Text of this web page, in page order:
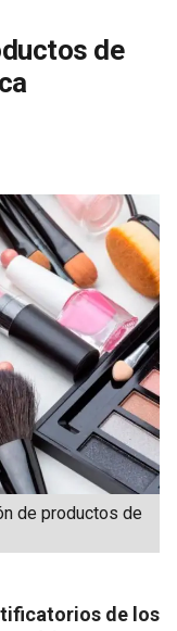
de
de productos de
de los